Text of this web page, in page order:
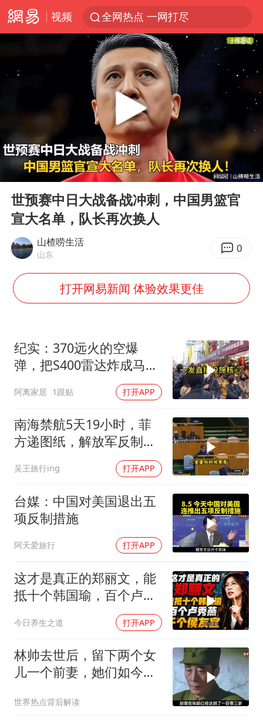
视频 全网热点 一网打尽
Play
00:00 05:05
世预赛中日大战备战冲刺，中国男篮官
宣大名单，队长再次换人
山楂唠生活
山东 0
打开网易新闻 体验效果更佳
纪实：370远火的空爆
弹，把S400雷达炸成马蜂
窝，靶标惨状让台军急眼
了
阿离家居 1跟贴 打开APP
南海禁航5天19小时，菲
方递图纸，解放军反制组
吴王旅行ing 打开APP
台媒：中国对美国退出五
项反制措施
阿天爱旅行 打开APP
这才是真正的郑丽文，能
抵十个韩国瑜，百个卢秀
今日养生之道 打开APP
林帅去世后，留下两个女
儿一个前妻，她们如今过
世界热点背后解读